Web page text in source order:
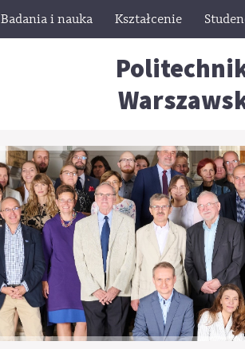
Badania i nauka Kształcenie